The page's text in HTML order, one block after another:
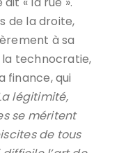
de la droite,
à sa
technocratie,
finance, qui
légitimité,
se méritent
de tous